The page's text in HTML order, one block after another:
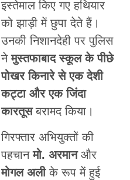
इस्तेमाल किए गए हथियार
को झाड़ी में छुपा देते हैं।
उनकी निशानदेही पर पुलिस
नेमुस्तफाबाद स्कूल के पीछे
पोखर किनारे से एक देशी
कट्टा और एक जिंदा
कारतूसबरामद किया।
गिरफ्तार अभियुक्तों की
पहचानमो. अरमानऔर
मोगल अलीके रूप में हुई